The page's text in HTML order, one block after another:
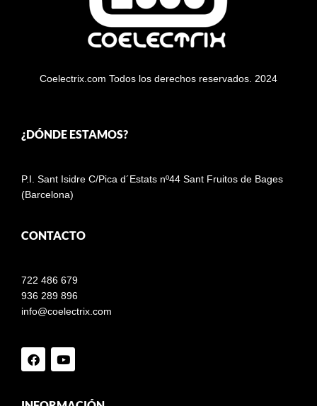
Coelectrix.com Todos los derechos reservados. 2024
¿DÓNDE ESTAMOS?
P.I. Sant Isidre C/Pica d´Estats nº44 Sant Fruitos de Bages
(Barcelona)
CONTACTO
722 486 679
936 289 896
info@coelectrix.com